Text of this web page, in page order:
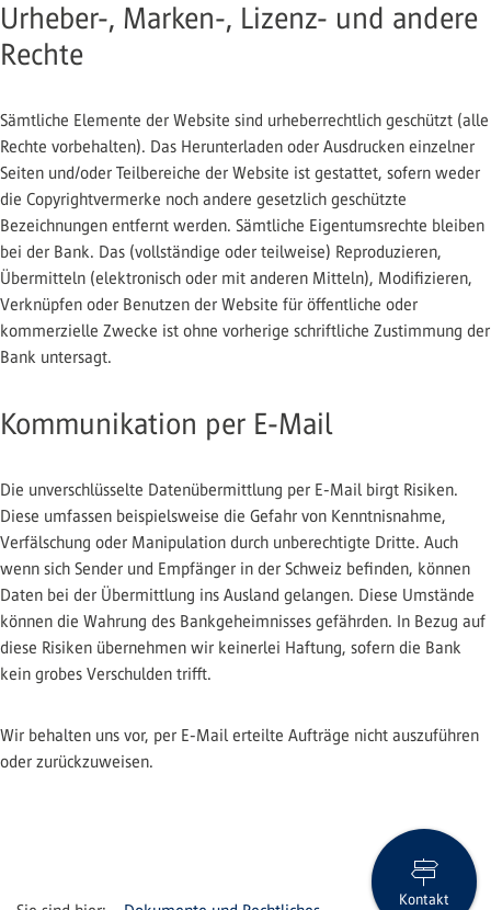
Urheber-, Marken-, Lizenz- und andere
Rechte
Sämtliche Elemente der Website sind urheberrechtlich geschützt (alle
Rechte vorbehalten). Das Herunterladen oder Ausdrucken einzelner
Seiten und/oder Teilbereiche der Website ist gestattet, sofern weder
die Copyrightvermerke noch andere gesetzlich geschützte
Bezeichnungen entfernt werden. Sämtliche Eigentumsrechte bleiben
bei der Bank. Das (vollständige oder teilweise) Reproduzieren,
Übermitteln (elektronisch oder mit anderen Mitteln), Modifizieren,
Verknüpfen oder Benutzen der Website für öffentliche oder
kommerzielle Zwecke ist ohne vorherige schriftliche Zustimmung der
Bank untersagt.
Kommunikation per E-Mail
Die unverschlüsselte Datenübermittlung per E-Mail birgt Risiken.
Diese umfassen beispielsweise die Gefahr von Kenntnisnahme,
Verfälschung oder Manipulation durch unberechtigte Dritte. Auch
wenn sich Sender und Empfänger in der Schweiz befinden, können
Daten bei der Übermittlung ins Ausland gelangen. Diese Umstände
können die Wahrung des Bankgeheimnisses gefährden. In Bezug auf
diese Risiken übernehmen wir keinerlei Haftung, sofern die Bank
kein grobes Verschulden trifft.
Wir behalten uns vor, per E-Mail erteilte Aufträge nicht auszuführen
oder zurückzuweisen.
Kontakt